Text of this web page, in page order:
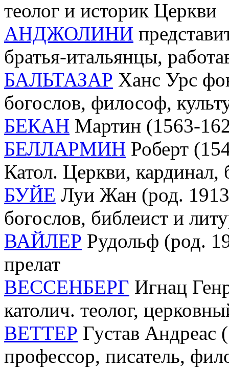
теолог и историк Церкви
АНДЖОЛИНИ
братья-итальянцы,
БАЛЬТАЗАР Ханс Урс
богослов, философ,
БЕКАН Мартин (1563-
БЕЛЛАРМИН Роберт
Катол. Церкви, кардинал,
БУЙЕ Луи Жан (род.
богослов, библеист и
ВАЙЛЕР Рудольф (род.
прелат
ВЕССЕНБЕРГ Игнац
католич. теолог,
ВЕТТЕР Густав Андреас
профессор, писатель,